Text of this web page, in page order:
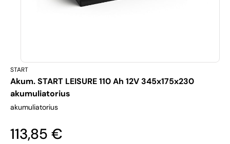
START
Akum. START LEISURE 110 Ah 12V 345x175x230
akumuliatorius
akumuliatorius
113,85 €